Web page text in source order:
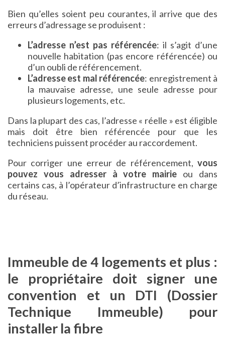
Bien qu’elles soient peu courantes, il arrive que des
erreurs d’adressage se produisent :
L’adresse n’est pas référencée: il s’agit d’une
nouvelle habitation (pas encore référencée) ou
d’un oubli de référencement.
L’adresse est mal référencée: enregistrement à
la mauvaise adresse, une seule adresse pour
plusieurs logements, etc.
Dans la plupart des cas, l’adresse « réelle » est éligible
mais doit être bien référencée pour que les
techniciens puissent procéder au raccordement.
Pour corriger une erreur de référencement, vous
pouvez vous adresser à votre mairie ou dans
certains cas, à l’opérateur d’infrastructure en charge
du réseau.
Immeuble de 4 logements et plus :
le propriétaire doit signer une
convention et un DTI (Dossier
Technique Immeuble) pour
installer la fibre